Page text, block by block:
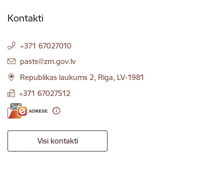
Kontakti
+371 67027010
E-pasts:
pasts@zm.gov.lv
Republikas laukums 2, Rīga, LV-1981
+371 67027512
Visi kontakti